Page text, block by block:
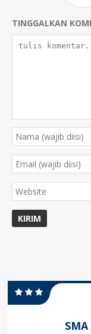
TINGGALKAN